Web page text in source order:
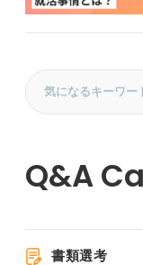
書類選考